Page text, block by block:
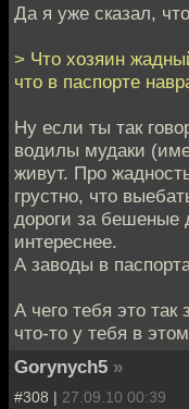
Да я уже сказал,
> Что хозяин
что в паспорте
Ну если ты так
водилы мудаки
живут. Про
грустно, что
дороги за бешеные
интереснее.
А заводы в
А чего тебя это так
что-то у тебя в
Gorynych5 »
#308 | 27.09.10 00:39